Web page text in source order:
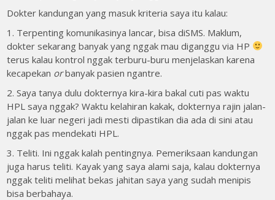
Dokter kandungan yang masuk kriteria saya itu kalau:
1. Terpenting komunikasinya lancar, bisa diSMS. Maklum,
dokter sekarang banyak yang nggak mau diganggu via HP
terus kalau kontrol nggak terburu-buru menjelaskan karena
kecapekan orbanyak pasien ngantre.
2. Saya tanya dulu dokternya kira-kira bakal cuti pas waktu
HPL saya nggak? Waktu kelahiran kakak, dokternya rajin jalan-
jalan ke luar negeri jadi mesti dipastikan dia ada di sini atau
nggak pas mendekati HPL.
3. Teliti. Ini nggak kalah pentingnya. Pemeriksaan kandungan
juga harus teliti. Kayak yang saya alami saja, kalau dokternya
nggak teliti melihat bekas jahitan saya yang sudah menipis
bisa berbahaya.